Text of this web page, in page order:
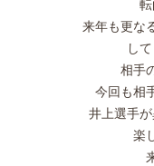
来年も更な
し
相手
今回も相
井上選手が
楽